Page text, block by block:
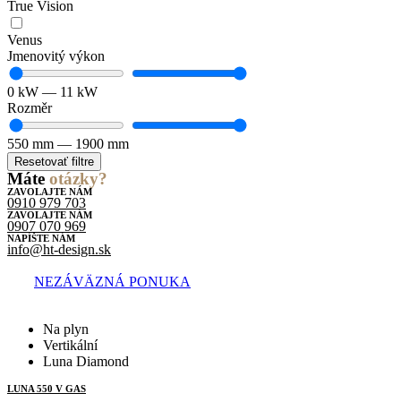
True Vision
Venus
Jmenovitý výkon
0 kW — 11 kW
Rozměr
550 mm — 1900 mm
Resetovať filtre
Máte otázky?
ZAVOLAJTE NÁM
0910 979 703
ZAVOLAJTE NÁM
0907 070 969
NAPÍŠTE NÁM
info@ht-design.sk
NEZÁVÄZNÁ PONUKA
Na plyn
Vertikální
Luna Diamond
LUNA 550 V GAS